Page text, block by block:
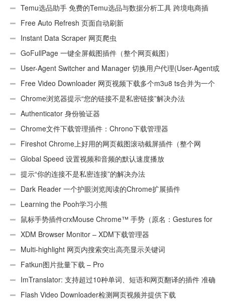
Temu选品助手 免费的Temu选品与数据分析工具 跨境电商插
件 Free Auto Refresh 页面自动刷新
Instant Data Scraper 网页爬虫
GoFullPage 一键全屏截图插件（整个网页截图）
User-Agent Switcher and Manager 切换用户代理(User-Agent或
UA)Free Video Downloader 网页视频下载多个m3u8 ts合并为一个
ts文件Chrome浏览器提示“您的链接不是私密链接”解决办法
Authenticator 身份验证器
Chrome文件下载管理插件：Chrono下载管理器
Fireshot Chrome上好用的网页截图滚动截屏插件（整个网
页）Global Speed 设置视频和音频的默认速度播放
提示“你的连接不是私密连接”的解决办法
Dark Reader 一个护眼浏览阅读的Chrome扩展插件
Learning the Pooh学习小熊
鼠标手势插件crxMouse Chrome™ 手势（原名：Gestures for
Chrome(TM)汉化版）
XDM Browser Monitor – XDM下载管理器
Multi-highlight 网页内搜索突出高亮显示关键词
Fatkun图片批量下载 – Pro
ImTranslator: 支持超过10种单词、短语和网页翻译的插件 准确
性不错Flash Video Downloader检测网页视频并提供下载